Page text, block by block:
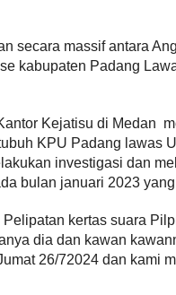
secara massif antara
kabupaten Padang
Kejatisu di Medan
KPU Padang lawas
investigasi dan
bulan januari 2023
kertas suara
dia dan kawan
26/72024 dan kami